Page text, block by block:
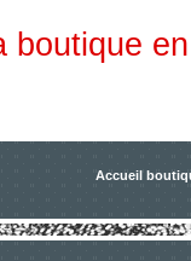
boutique
Accueil